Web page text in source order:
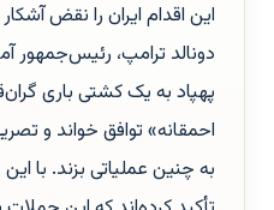
این اقدام ایران را نقض
دونالد ترامپ، رئیس‌جمهور
پهپاد به یک کشتی باری
احمقانه» توافق خواند و
به چنین عملیاتی بزند. با